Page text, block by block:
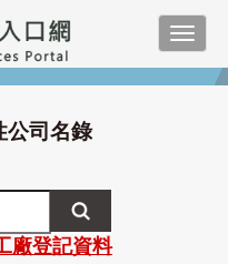
公司名錄
廠登記資料